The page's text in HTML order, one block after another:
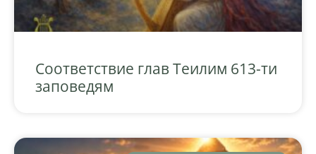
Соответствие глав Теилим 613-ти
заповедям